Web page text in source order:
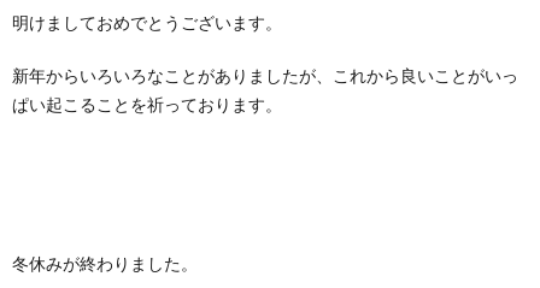
明けましておめでとうございます。
新年からいろいろなことがありましたが、これから良いことがいっ
ぱい起こることを祈っております。
冬休みが終わりました。